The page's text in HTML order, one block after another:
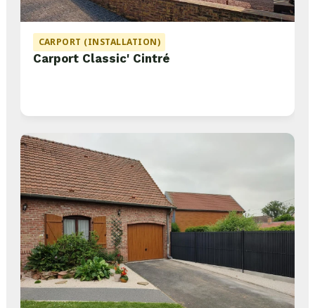
CARPORT (INSTALLATION)
Carport Classic' Cintré